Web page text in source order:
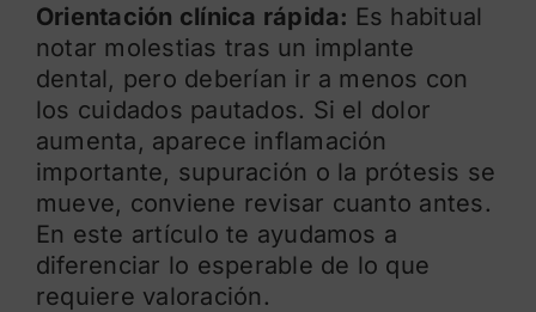
Orientación clínica rápida: Es habitual
notar molestias tras un implante
dental, pero deberían ir a menos con
los cuidados pautados. Si el dolor
aumenta, aparece inflamación
importante, supuración o la prótesis se
mueve, conviene revisar cuanto antes.
En este artículo te ayudamos a
diferenciar lo esperable de lo que
requiere valoración.